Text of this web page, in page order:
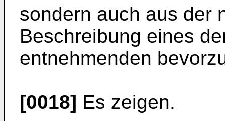
sondern auch aus der
Beschreibung eines
entnehmenden
[0018] Es zeigen.